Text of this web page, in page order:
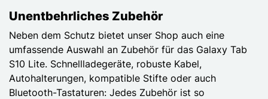
Unentbehrliches Zubehör
Neben dem Schutz bietet unser Shop auch eine
umfassende Auswahl an Zubehör für das Galaxy Tab
S10 Lite. Schnellladegeräte, robuste Kabel,
Autohalterungen, kompatible Stifte oder auch
Bluetooth-Tastaturen: Jedes Zubehör ist so